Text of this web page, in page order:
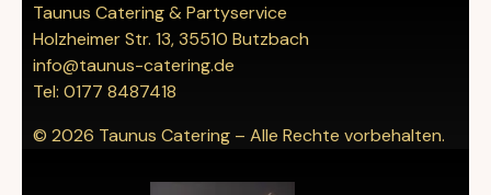
Taunus Catering & Partyservice
Holzheimer Str. 13, 35510 Butzbach
info@taunus-catering.de
Tel: 0177 8487418
© 2026 Taunus Catering – Alle Rechte vorbehalten.